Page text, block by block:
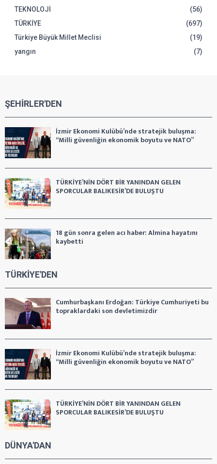
TEKNOLOJİ
(56)
TÜRKİYE
(697)
Türkiye Büyük Millet Meclisi
(19)
yangın
(7)
ŞEHİRLER'DEN
İzmir Ekonomi Kulübü’nde stratejik buluşma:
“Milli güvenliğin ekonomik boyutu ve NATO”
TÜRKİYE’NİN DÖRT BİR YANINDAN GELEN
SPORCULAR BALIKESİR’DE BULUŞTU
18 gün sonra gelen acı haber: Almina hayatını
kaybetti
TÜRKİYE'DEN
Cumhurbaşkanı Erdoğan: Türkiye Cumhuriyeti bu
topraklardaki son devletimizdir
İzmir Ekonomi Kulübü’nde stratejik buluşma:
“Milli güvenliğin ekonomik boyutu ve NATO”
TÜRKİYE’NİN DÖRT BİR YANINDAN GELEN
SPORCULAR BALIKESİR’DE BULUŞTU
DÜNYA'DAN